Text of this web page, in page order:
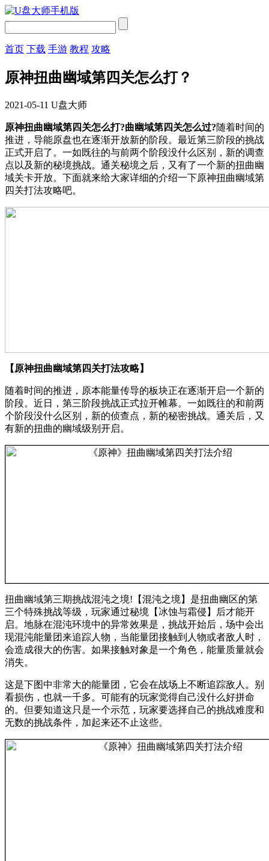
首页 下载 手游 教程 攻略
原神扭曲幽域第四关怎么打？
2021-05-11 U盘大师
原神扭曲幽域第四关怎么打?曲幽域第四关怎么过?随着时间的
推进，导能原盘也在逐渐开放新的阶段。最近第三阶段的挑战
正式开启了。一如既往的与前两个阶段没什么区别，新的调查
点以及新的秘境挑战。通关秘境之后，又有了一个新的扭曲幽
域关卡开放。下面就来给大家详细的介绍一下原神扭曲幽域第
四关打法攻略吧。
【原神扭曲幽域第四关打法攻略】
随着时间的推进，原本能量传导的板块正在逐渐开启一个新的
阶段。近日，第三阶段挑战正式拉开帷幕。一如既往的和前两
个阶段没什么区别，新的侦查点，新的秘密挑战。通关后，又
有新的扭曲的幽域级别开启。
扭曲幽域第三期挑战混沌之境!【混沌之境】是扭曲幽区的第
三个特殊挑战等级，玩家通过秘境【冰蚀与霜侵】后才能开
启。地脉在混沌环境中的异常效果是，挑战开始后，场中会出
现混沌能量团来追踪人物，当能量团接触到人物或者敌人时，
会造成很大的伤害。如果接触对象是一个角色，能量质量就会
消失。
这是下图中非常大的能量团，它会在战场上不断追踪敌人。别
看损伤，也就一千多。可能有的玩家觉得自己没什么好拼命
的。但要知道这只是一个示范，玩家要选择自己的挑战难度和
无数的挑战条件，加起来还不止这些。